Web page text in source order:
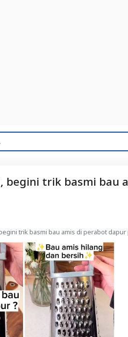
begini trik basmi bau
trik basmi bau amis di perabot